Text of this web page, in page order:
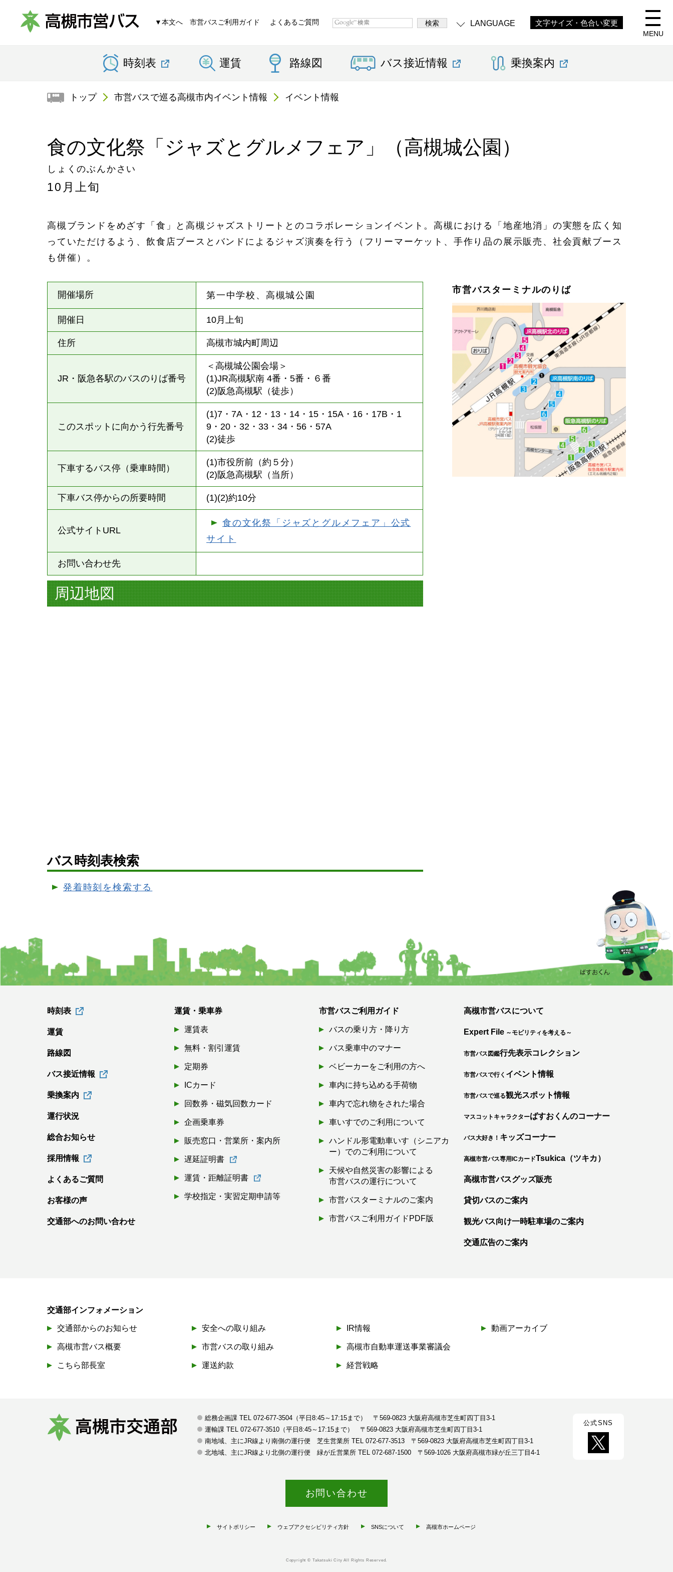
槻
市
ス
▼本文へ 市営バスご利用ガイド よくあるご質問 LANGUAGE
文字サイズ・色合い変更
MENU
時刻表 運賃 路線図 バス接近情報 乗換案内
トップ 市営バスで巡る高槻市内イベント情報 イベント情報
食の文化祭「ジャズとグルメフェア」（高槻城公園）
しょくのぶんかさい
10月上旬
高槻ブランドをめざす「食」と高槻ジャズストリートとのコラボレーションイベント。高槻における「地産地消」の実態を広く知
っていただけるよう、飲食店ブースとバンドによるジャズ演奏を行う（フリーマーケット、手作り品の展示販売、社会貢献ブース
も併催）。
開催場所 第一中学校、高槻城公園
開催日 10月上旬
住所 高槻市城内町周辺
JR・阪急各駅のバスのりば番号
＜高槻城公園会場＞
(1)JR高槻駅南 4番・5番・６番
(2)阪急高槻駅（徒歩）
このスポットに向かう行先番号
(1)7・7A・12・13・14・15・15A・16・17B・1
9・20・32・33・34・56・57A
(2)徒歩
下車するバス停（乗車時間）
(1)市役所前（約５分）
(2)阪急高槻駅（当所）
下車バス停からの所要時間 (1)(2)約10分
公式サイトURL
食の文化祭「ジャズとグルメフェア」公式
サイト
お問い合わせ先
周辺地図
バス時刻表検索
発着時刻を検索する
市営バスターミナルのりば
時刻表
運賃
路線図
バス接近情報
乗換案内
運行状況
総合お知らせ
採用情報
よくあるご質問
お客様の声
交通部へのお問い合わせ
運賃・乗車券
運賃表
無料・割引運賃
定期券
ICカード
回数券・磁気回数カード
企画乗車券
販売窓口・営業所・案内所
遅延証明書
運賃・距離証明書
学校指定・実習定期申請等
市営バスご利用ガイド
バスの乗り方・降り方
バス乗車中のマナー
ベビーカーをご利用の方へ
車内に持ち込める手荷物
車内で忘れ物をされた場合
車いすでのご利用について
ハンドル形電動車いす（シニアカ
ー）でのご利用について
天候や自然災害の影響による
市営バスの運行について
市営バスターミナルのご案内
市営バスご利用ガイドPDF版
高槻市営バスについて
Expert File ～モビリティを考える～
市営バス図鑑行先表示コレクション
市営バスで行く イベント情報
市営バスで巡る観光スポット情報
マスコットキャラクターばすおくんのコーナー
バス大好き！ キッズコーナー
高槻市営バス専用ICカードTsukica（ツキカ）
高槻市営バスグッズ販売
貸切バスのご案内
観光バス向け一時駐車場のご案内
交通広告のご案内
交通部インフォメーション
交通部からのお知らせ
高槻市営バス概要
こちら部長室
安全への取り組み
市営バスの取り組み
運送約款
IR情報
高槻市自動車運送事業審議会
経営戦略
動画アーカイブ
高
部
総務企画課TEL 072-677-3504（平日8:45～17:15まで）〒569-0823 大阪府高槻市芝生町四丁目3-1
運輸課TEL 072-677-3510（平日8:45～17:15まで）〒569-0823 大阪府高槻市芝生町四丁目3-1
南地域、主にJR線より南側の運行便 芝生営業所TEL 072-677-3513〒569-0823 大阪府高槻市芝生町四丁目3-1
北地域、主にJR線より北側の運行便 緑が丘営業所TEL 072-687-1500〒569-1026 大阪府高槻市緑が丘三丁目4-1
公式SNS
お問い合わせ
サイトポリシー ウェブアクセシビリティ方針 SNSについて 高槻市ホームページ
Copyright © Takatsuki City All Rights Reserved.